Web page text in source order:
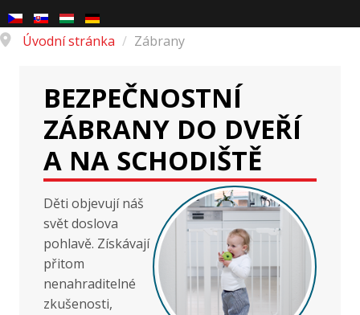
Úvodní stránka / Zábrany
BEZPEČNOSTNÍ
ZÁBRANY DO DVEŘÍ
A NA SCHODIŠTĚ
Děti objevují náš
svět doslova
pohlavě. Získávají
přitom
nenahraditelné
zkušenosti,